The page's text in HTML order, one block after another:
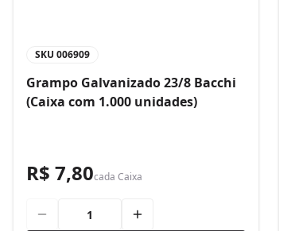
SKU 006909
Grampo Galvanizado 23/8 Bacchi
(Caixa com 1.000 unidades)
R$ 7,80cada Caixa